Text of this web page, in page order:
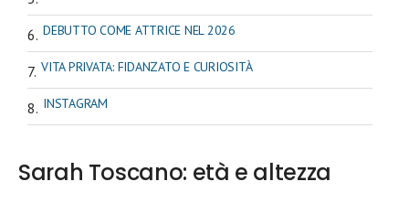
DEBUTTO COME ATTRICE NEL 2026
VITA PRIVATA: FIDANZATO E CURIOSITÀ
INSTAGRAM
Sarah Toscano: età e altezza